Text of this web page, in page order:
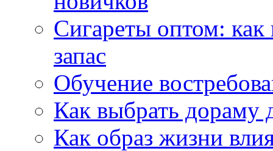
Сигареты оптом:
запас
Обучение
Как выбрать дораму
Как образ жизни